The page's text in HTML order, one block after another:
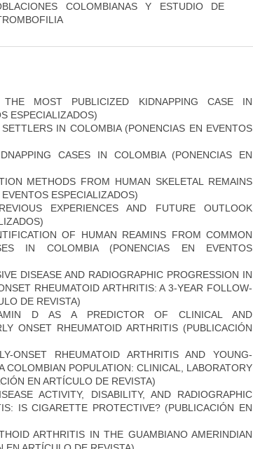
COLOMBIANAS Y ESTUDIO DE
THE MOST PUBLICIZED KIDNAPPING CASE IN
ESPECIALIZADOS)
IN COLOMBIA (PONENCIAS EN EVENTOS
CASES IN COLOMBIA (PONENCIAS EN
METHODS FROM HUMAN SKELETAL REMAINS
ESPECIALIZADOS)
EXPERIENCES AND FUTURE OUTLOOK
OF HUMAN REAMINS FROM COMMON
IN COLOMBIA (PONENCIAS EN EVENTOS
DISEASE AND RADIOGRAPHIC PROGRESSION IN
RHEUMATOID ARTHRITIS: A 3-YEAR FOLLOW-
DE REVISTA)
D AS A PREDICTOR OF CLINICAL AND
ONSET RHEUMATOID ARTHRITIS (PUBLICACIÓN
ONSET RHEUMATOID ARTHRITIS AND YOUNG-
COLOMBIAN POPULATION: CLINICAL, LABORATORY
EN ARTÍCULO DE REVISTA)
ACTIVITY, DISABILITY, AND RADIOGRAPHIC
IS CIGARETTE PROTECTIVE? (PUBLICACIÓN EN
ARTHRITIS IN THE GUAMBIANO AMERINDIAN